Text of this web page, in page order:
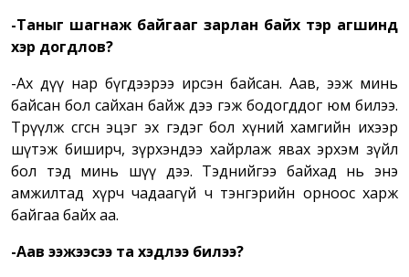
-Таныг шагнаж байгааг зарлан байх тэр агшинд
хэр догдлов?
-Ах дүү нар бүгдээрээ ирсэн байсан. Аав, ээж минь
байсан бол сайхан байж дээ гэж бодогддог юм билээ.
Төрүүлж өсгөсөн эцэг эх гэдэг бол хүний хамгийн ихээр
шүтэж биширч, зүрхэндээ хайрлаж явах эрхэм зүйл
бол тэд минь шүү дээ. Тэднийгээ байхад нь энэ
амжилтад хүрч чадаагүй ч тэнгэрийн орноос харж
байгаа байх аа.
-Аав ээжээсээ та хэдүүлээ билээ?